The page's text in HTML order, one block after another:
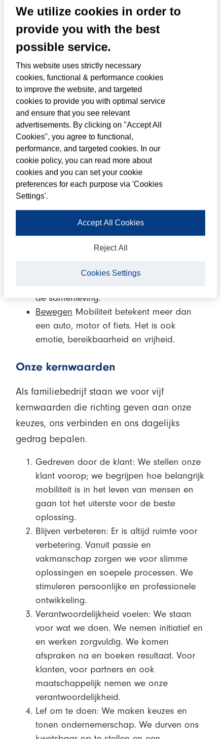
organisatie.
Is de juiste handelswijze niet duidelijk, stel
dan vragen.
iemand zich niet aan de Gedragscode
houdt.
1.1. Waar staat Louwman
Group voor? Onze missie en
kernwaarden
Onze missie
Wij zijn gedreven en genieten van
de loyaliteit die klanten ons geven. Daar
Mensen staan voorop in alles
de samenleving.
Bewegen Mobiliteit betekent meer dan
een auto, motor of fiets. Het is ook
emotie, bereikbaarheid en vrijheid.
Onze kernwaarden
Als familiebedrijf staan we voor vijf
kernwaarden die richting geven aan onze
keuzes, ons verbinden en ons dagelijks
gedrag bepalen.
Gedreven door de klant: We stellen onze
klant voorop; we begrijpen hoe belangrijk
mobiliteit is in het leven van mensen en
gaan tot het uiterste voor de beste
oplossing.
Blijven verbeteren: Er is altijd ruimte voor
verbetering. Vanuit passie en
vakmanschap zorgen we voor slimme
oplossingen en soepele processen. We
stimuleren persoonlijke en professionele
ontwikkeling.
Verantwoordelijkheid voelen: We staan
voor wat we doen. We nemen initiatief en
en werken zorgvuldig. We komen
afspraken na en boeken resultaat. Voor
klanten, voor partners en ook
maatschappelijk nemen we onze
verantwoordelijkheid.
Lef om te doen: We maken keuzes en
tonen ondernemerschap. We durven ons
We utilize cookies in order to
provide you with the best
possible service.
This website uses strictly necessary
cookies, functional & performance cookies
to improve the website, and targeted
cookies to provide you with optimal service
and ensure that you see relevant
advertisements. By clicking on "Accept All
Cookies", you agree to functional,
performance, and targeted cookies. In our
cookie policy, you can read more about
cookies and you can set your cookie
preferences for each purpose via 'Cookies
Settings'.
Reject All
Accept All Cookies
Cookies Settings